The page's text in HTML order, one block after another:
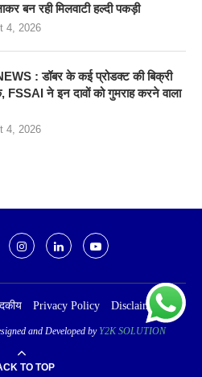
बन रही मिलवाटी हल्दी पकड़ी
4, 2026
: डॉबर के कई प्रोडक्ट की बिक्री
FSSAI ने इन दावों को गुमराह करने वाला
4, 2026
Privacy Policy Disclaimer
and Developed by Y2K SOLUTION
TO TOP